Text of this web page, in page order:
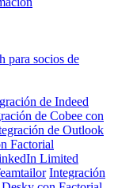
para socios de
de Indeed
de Cobee con
de Outlook
Factorial
Limited
Integración